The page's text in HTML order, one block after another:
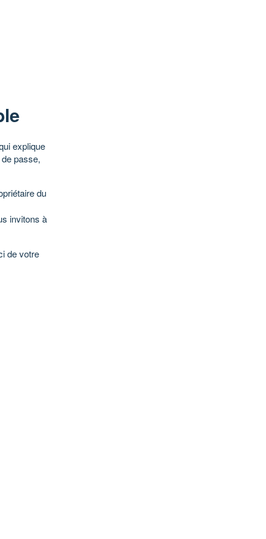
explique
passe,
du
invitons à
de votre